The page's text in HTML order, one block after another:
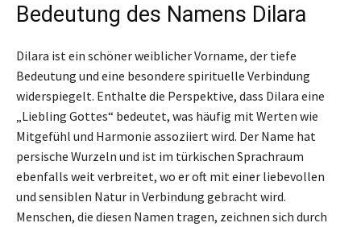
Bedeutung des Namens Dilara
Dilara ist ein schöner weiblicher Vorname, der tiefe
Bedeutung und eine besondere spirituelle Verbindung
widerspiegelt. Enthalte die Perspektive, dass Dilara eine
„Liebling Gottes“ bedeutet, was häufig mit Werten wie
Mitgefühl und Harmonie assoziiert wird. Der Name hat
persische Wurzeln und ist im türkischen Sprachraum
ebenfalls weit verbreitet, wo er oft mit einer liebevollen
und sensiblen Natur in Verbindung gebracht wird.
Menschen, die diesen Namen tragen, zeichnen sich durch